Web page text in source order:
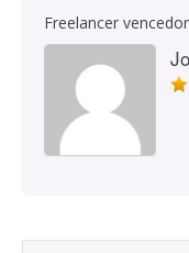
Freelancer vencedor